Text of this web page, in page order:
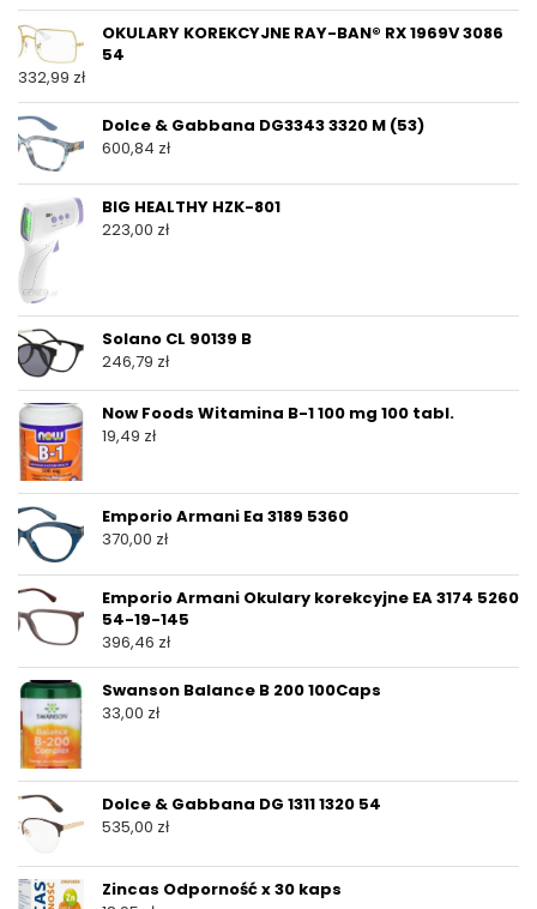
OKULARY KOREKCYJNE RAY-BAN® RX 1969V 3086
54
332,99 zł
Dolce & Gabbana DG3343 3320 M (53)
600,84 zł
BIG HEALTHY HZK-801
223,00 zł
Solano CL 90139 B
246,79 zł
Now Foods Witamina B-1 100 mg 100 tabl.
19,49 zł
Emporio Armani Ea 3189 5360
370,00 zł
Emporio Armani Okulary korekcyjne EA 3174 5260
54-19-145
396,46 zł
Swanson Balance B 200 100Caps
33,00 zł
Dolce & Gabbana DG 1311 1320 54
535,00 zł
Zincas Odporność x 30 kaps